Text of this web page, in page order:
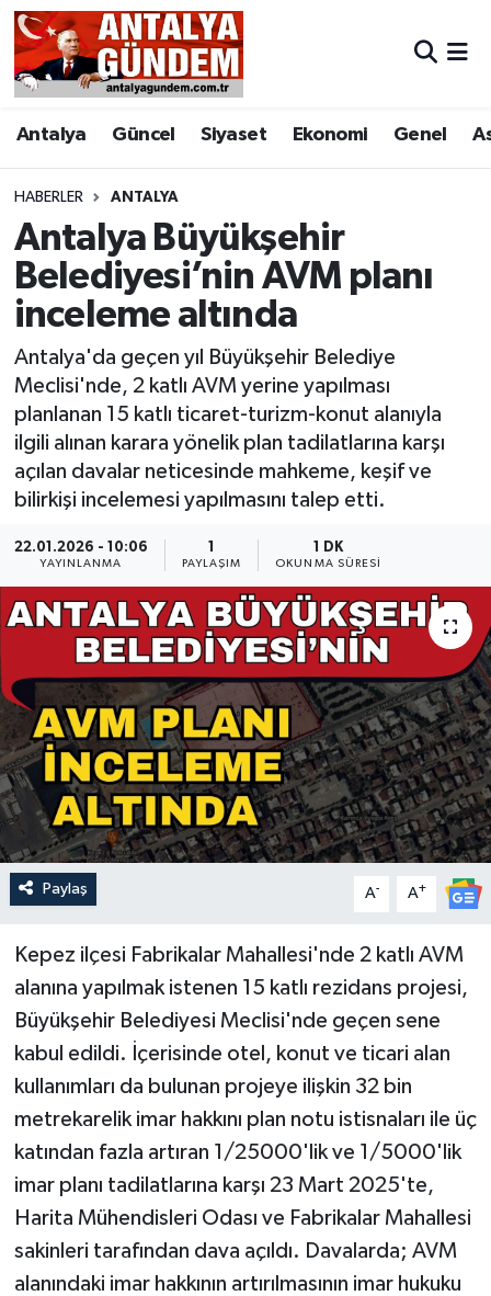
Antalya Güncel Siyaset Ekonomi Genel
HABERLER ANTALYA
Antalya Büyükşehir
Belediyesi’nin AVM planı
inceleme altında
Antalya'da geçen yıl Büyükşehir Belediye
Meclisi'nde, 2 katlı AVM yerine yapılması
planlanan 15 katlı ticaret-turizm-konut alanıyla
ilgili alınan karara yönelik plan tadilatlarına karşı
açılan davalar neticesinde mahkeme, keşif ve
bilirkişi incelemesi yapılmasını talep etti.
22.01.2026 - 10:06
YAYINLANMA
1
PAYLAŞIM
1 DK
OKUNMA SÜRESI
Paylaş A- A+
Kepez ilçesi Fabrikalar Mahallesi'nde 2 katlı AVM
alanına yapılmak istenen 15 katlı rezidans projesi,
Büyükşehir Belediyesi Meclisi'nde geçen sene
kabul edildi. İçerisinde otel, konut ve ticari alan
kullanımları da bulunan projeye ilişkin 32 bin
metrekarelik imar hakkını plan notu istisnaları ile üç
katından fazla artıran 1/25000'lik ve 1/5000'lik
imar planı tadilatlarına karşı 23 Mart 2025'te,
Harita Mühendisleri Odası ve Fabrikalar Mahallesi
sakinleri tarafından dava açıldı. Davalarda; AVM
alanındaki imar hakkının artırılmasının imar hukuku
Antalya
Asayiş
Bilim & Teknoloji
Bölge
EĞİTİM
Ekonomi
Genel
Görüntülü Haber
Kültür & Sanat
Magazin
Resmi İlan
Sağlık & Yaşam
Siyaset
Spor
Antalya Nöbetçi Eczaneler
Antalya Hava Durumu
Antalya Namaz Vakitleri
Antalya Trafik Yoğunluk Haritası
Süper Lig Puan Durumu ve Fikstür
Tüm Manşetler
Son Dakika Haberleri
Haber Arşivi